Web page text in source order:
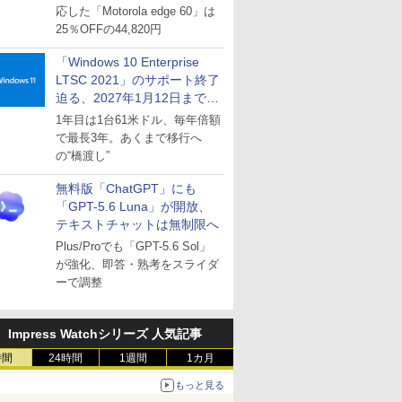
応した「Motorola edge 60」は
25％OFFの44,820円
「Windows 10 Enterprise
LTSC 2021」のサポート終了
迫る、2027年1月12日まで
～ESUは9月1日から販売
1年目は1台61米ドル、毎年倍額
で最長3年。あくまで移行へ
の“橋渡し”
無料版「ChatGPT」にも
「GPT-5.6 Luna」が開放、
テキストチャットは無制限へ
Plus/Proでも「GPT-5.6 Sol」
が強化、即答・熟考をスライダ
ーで調整
Impress Watchシリーズ 人気記事
24時間 1週間 1カ月
もっと見る